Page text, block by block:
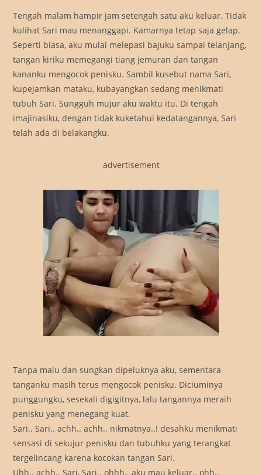
Tengah malam hampir jam setengah satu aku keluar. Tidak
kulihat Sari mau menanggapi. Kamarnya tetap saja gelap.
Seperti biasa, aku mulai melepasi bajuku sampai telanjang,
tangan kiriku memegangi tiang jemuran dan tangan
kananku mengocok penisku. Sambil kusebut nama Sari,
kupejamkan mataku, kubayangkan sedang menikmati
tubuh Sari. Sungguh mujur aku waktu itu. Di tengah
imajinasiku, dengan tidak kuketahui kedatangannya, Sari
telah ada di belakangku.
advertisement
Tanpa malu dan sungkan dipeluknya aku, sementara
tanganku masih terus mengocok penisku. Diciuminya
punggungku, sesekali digigitnya, lalu tangannya meraih
penisku yang menegang kuat.
Sari.. Sari.. achh.. achh.. nikmatnya..! desahku menikmati
sensasi di sekujur penisku dan tubuhku yang terangkat
tergelincang karena kocokan tangan Sari.
Uhh.. achh.. Sari, Sari.. ohhh.. aku mau keluar.. ohh..